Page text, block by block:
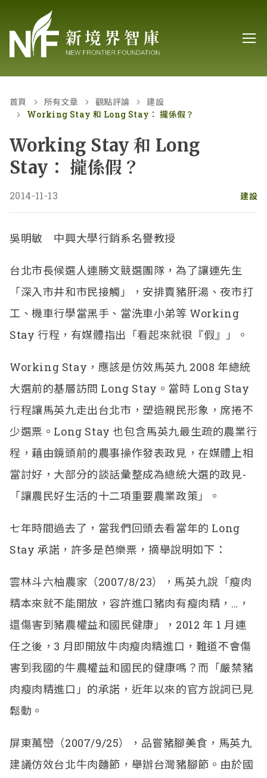
首頁 所有文章 觀點評論
建設
Working Stay 和 Long Stay： 攏係假？
Working Stay 和 Long
Stay： 攏係假？
2014-11-13 建設
吳明敏 中興大學行銷系名譽教授
台北市長候選人連勝文競選團隊，為了讓連先生
「深入市井和市民接觸」，安排賣豬肝湯、夜市打
工、機車行學當黑手、當洗車小弟等 Working
Stay 行程，有媒體指出「看起來就很『假』」。
Working Stay，應該是仿效馬英九 2008 年總統
大選前的基層訪問 Long Stay。當時 Long Stay
行程讓馬英九走出台北市，塑造親民形象，席捲不
少選票。Long Stay 也包含馬英九最生疏的農業行
程，藉由鏡頭前的農事操作發表政見，在媒體上相
當討好，大部分的談話彙整成為總統大選的政見-
「讓農民好生活的十二項重要農業政策」。
七年時間過去了，當我們回頭去看當年的 Long
Stay 承諾，許多是芭樂票，摘舉說明如下：
雲林斗六柚農家（2007/8/23），馬英九說「瘦肉
精本來就不能開放，容許進口豬肉有瘦肉精，…，
還傷害到豬農權益和國民健康」，2012 年 1 月連
任之後，3 月即開放牛肉瘦肉精進口，難道不會傷
害到我國的牛農權益和國民的健康嗎？而「嚴禁豬
肉瘦肉精進口」的承諾，近年以來的官方說詞已見
鬆動。
屏東萬巒（2007/9/25），品嘗豬腳美食，馬英九
建議仿效台北牛肉麵節，舉辦台灣豬腳節。由於國